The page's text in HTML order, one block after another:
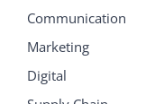
Communication
Marketing
Digital